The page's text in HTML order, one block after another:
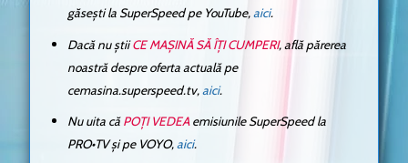
găsești la SuperSpeed pe YouTube,aici.
Dacă nu știiCE MAȘINĂ SĂ ÎȚI CUMPERI, află părerea
noastră despre oferta actuală pe
cemasina.superspeed.tv,aici.
Nu uita căPOȚI VEDEAemisiunile SuperSpeed la
PRO•TV și pe VOYO,aici.